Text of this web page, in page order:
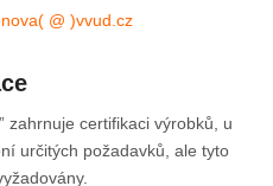
@ )vvud.cz
zahrnuje certifikaci výrobků, u
určitých požadavků, ale tyto